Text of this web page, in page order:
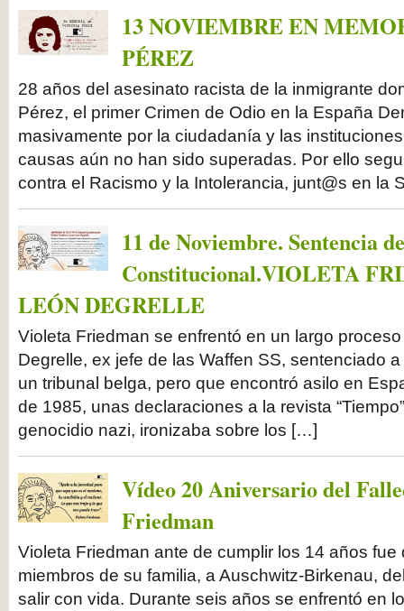
13 NOVIEMBRE EN
PÉREZ
28 años del asesinato racista de la inmigrante
Pérez, el primer Crimen de Odio en la España
masivamente por la ciudadanía y las
causas aún no han sido superadas. Por ello
contra el Racismo y la Intolerancia, junt@s en la
11 de Noviembre. Sentencia
Constitucional.VIOLETA
LEÓN DEGRELLE
Violeta Friedman se enfrentó en un largo
Degrelle, ex jefe de las Waffen SS, sentenciado
un tribunal belga, pero que encontró asilo en
de 1985, unas declaraciones a la revista
genocidio nazi, ironizaba sobre los […]
Vídeo 20 Aniversario del
Friedman
Violeta Friedman ante de cumplir los 14 años
miembros de su familia, a Auschwitz-Birkenau,
salir con vida. Durante seis años se enfrentó en